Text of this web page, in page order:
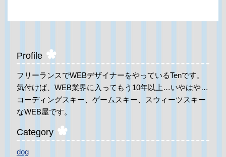
Profile
フリーランスでWEBデザイナーをやっているTenです。
気付けば、WEB業界に入ってもう10年以上…いやはや…
コーディングスキー、ゲームスキー、スウィーツスキー
なWEB屋です。
Category
dog